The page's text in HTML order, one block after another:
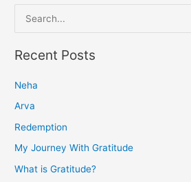
e
a
c
h
f
o
Recent Posts
Neha
Arva
Redemption
My Journey With Gratitude
What is Gratitude?